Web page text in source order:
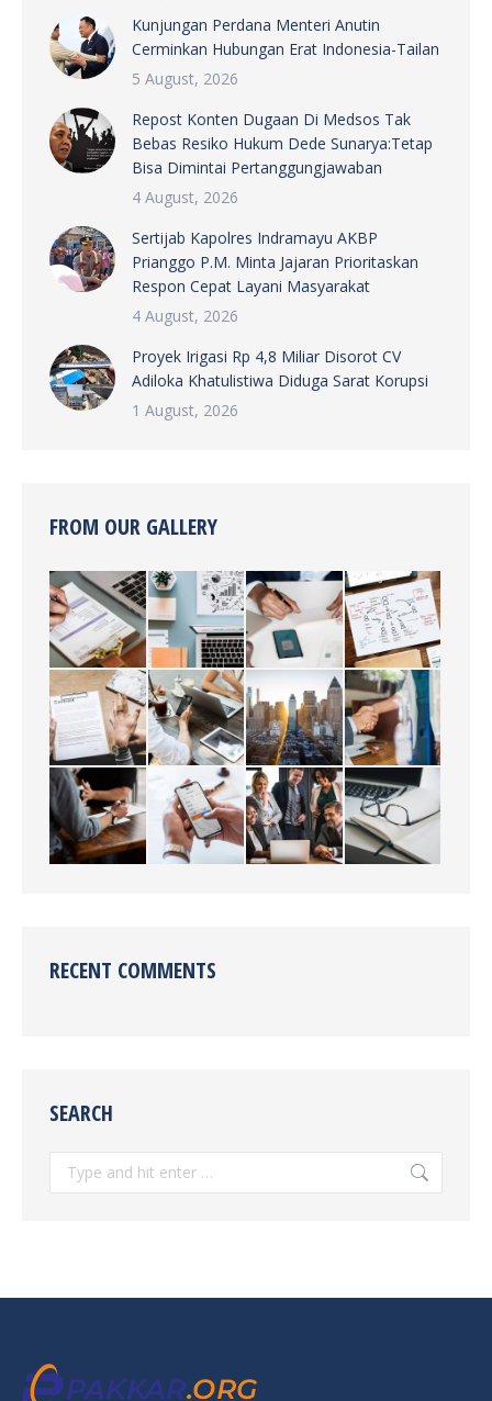
Kunjungan Perdana Menteri Anutin
Cerminkan Hubungan Erat Indonesia-Tailan
5 August, 2026
Repost Konten Dugaan Di Medsos Tak
Bebas Resiko Hukum Dede Sunarya:Tetap
Bisa Dimintai Pertanggungjawaban
4 August, 2026
Sertijab Kapolres Indramayu AKBP
Prianggo P.M. Minta Jajaran Prioritaskan
Respon Cepat Layani Masyarakat
4 August, 2026
Proyek Irigasi Rp 4,8 Miliar Disorot CV
Adiloka Khatulistiwa Diduga Sarat Korupsi
1 August, 2026
FROM OUR GALLERY
RECENT COMMENTS
SEARCH